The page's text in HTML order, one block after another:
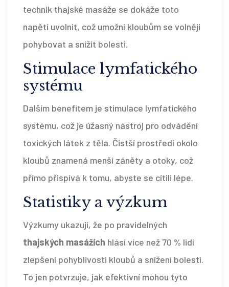
technik thajské masáže se dokáže toto
napětí uvolnit, což umožní kloubům se volněji
pohybovat a snížit bolesti.
Stimulace lymfatického
systému
Dalším benefitem je stimulace lymfatického
systému, což je úžasný nástroj pro odvádění
toxických látek z těla. Čistší prostředí okolo
kloubů znamená menší záněty a otoky, což
přímo přispívá k tomu, abyste se cítili lépe.
Statistiky a výzkum
Výzkumy ukazují, že po pravidelných
thajských masážích hlásí více než 70 % lidí
zlepšení pohyblivosti kloubů a snížení bolestí.
To jen potvrzuje, jak efektivní mohou tyto